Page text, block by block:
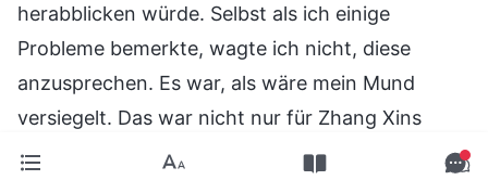
herabblicken würde. Selbst als ich einige
Probleme bemerkte, wagte ich nicht, diese
anzusprechen. Es war, als wäre mein Mund
versiegelt. Das war nicht nur für Zhang Xins
Lebenseintritt nicht gut, sondern beeinträchtigte